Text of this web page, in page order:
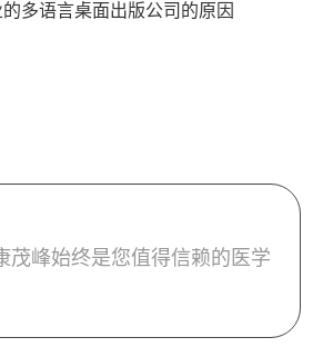
多语言桌面出版公司的原因
茂峰始终是您值得信赖的医学